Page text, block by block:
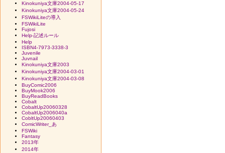
Kinokuniya文庫2004-05-17
Kinokuniya文庫2004-05-24
FSWikiLiteの導入
FSWikiLite
Fujosi
Help-記述ルール
Help
ISBN4-7973-3338-3
Juvenile
Juvnail
Kinokuniya文庫2003
Kinokuniya文庫2004-03-01
Kinokuniya文庫2004-03-08
BuyComic2006
BuyMook2006
BuyReadBooks
Cobalt
CobaltUp20060328
CobaltUp2006040a
CobltUp20060403
ComicWriter_あ
FSWiki
Fantasy
2013年
2014年